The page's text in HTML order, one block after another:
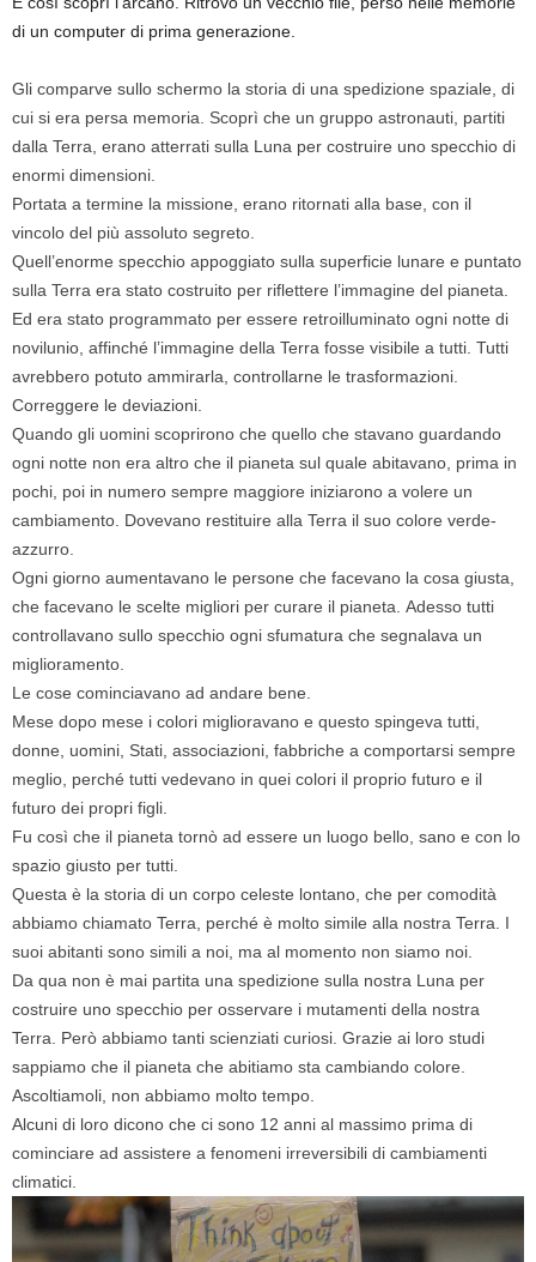
di un computer di prima generazione.
Gli comparve sullo schermo la storia di una spedizione spaziale, di
cui si era persa memoria. Scoprì che un gruppo astronauti, partiti
dalla Terra, erano atterrati sulla Luna per costruire uno specchio di
enormi dimensioni.
Portata a termine la missione, erano ritornati alla base, con il
vincolo del più assoluto segreto.
Quell’enorme specchio appoggiato sulla superficie lunare e puntato
sulla Terra era stato costruito per riflettere l’immagine del pianeta.
Ed era stato programmato per essere retroilluminato ogni notte di
novilunio, affinché l’immagine della Terra fosse visibile a tutti. Tutti
avrebbero potuto ammirarla, controllarne le trasformazioni.
Correggere le deviazioni.
Quando gli uomini scoprirono che quello che stavano guardando
ogni notte non era altro che il pianeta sul quale abitavano, prima in
pochi, poi in numero sempre maggiore iniziarono a volere un
cambiamento. Dovevano restituire alla Terra il suo colore verde-
azzurro.
Ogni giorno aumentavano le persone che facevano la cosa giusta,
che facevano le scelte migliori per curare il pianeta. Adesso tutti
controllavano sullo specchio ogni sfumatura che segnalava un
miglioramento.
Le cose cominciavano ad andare bene.
Mese dopo mese i colori miglioravano e questo spingeva tutti,
donne, uomini, Stati, associazioni, fabbriche a comportarsi sempre
meglio, perché tutti vedevano in quei colori il proprio futuro e il
futuro dei propri figli.
Fu così che il pianeta tornò ad essere un luogo bello, sano e con lo
spazio giusto per tutti.
Questa è la storia di un corpo celeste lontano, che per comodità
abbiamo chiamato Terra, perché è molto simile alla nostra Terra. I
suoi abitanti sono simili a noi, ma al momento non siamo noi.
Da qua non è mai partita una spedizione sulla nostra Luna per
costruire uno specchio per osservare i mutamenti della nostra
Terra. Però abbiamo tanti scienziati curiosi. Grazie ai loro studi
sappiamo che il pianeta che abitiamo sta cambiando colore.
Ascoltiamoli, non abbiamo molto tempo.
Alcuni di loro dicono che ci sono 12 anni al massimo prima di
cominciare ad assistere a fenomeni irreversibili di cambiamenti
climatici.